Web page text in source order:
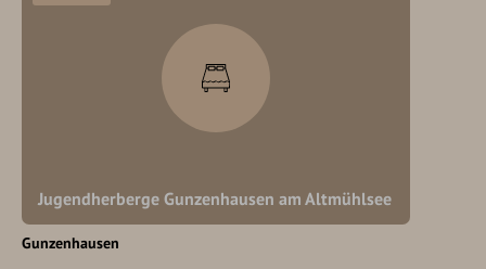
Jugendherberge Gunzenhausen am Altmühlsee
Gunzenhausen